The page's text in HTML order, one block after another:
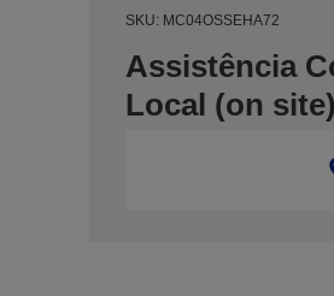
SKU: MC04OSSEHA72
Assistência
Local (on